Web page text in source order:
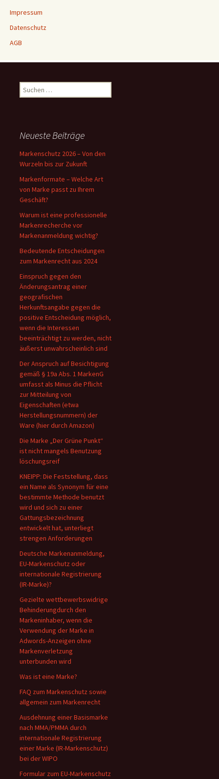
Impressum
Datenschutz
AGB
Suchen
nach:
Neueste Beiträge
Markenschutz 2026 – Von den
Wurzeln bis zur Zukunft
Markenformate – Welche Art
von Marke passt zu Ihrem
Geschäft?
Warum ist eine professionelle
Markenrecherche vor
Markenanmeldung wichtig?
Bedeutende Entscheidungen
zum Markenrecht aus 2024
Einspruch gegen den
Änderungsantrag einer
geografischen
Herkunftsangabe gegen die
positive Entscheidung möglich,
wenn die Interessen
beeinträchtigt zu werden, nicht
äußerst unwahrscheinlich sind
Der Anspruch auf Besichtigung
gemäß § 19a Abs. 1 MarkenG
umfasst als Minus die Pflicht
zur Mitteilung von
Eigenschaften (etwa
Herstellungsnummern) der
Ware (hier durch Amazon)
Die Marke „Der Grüne Punkt“
ist nicht mangels Benutzung
löschungsreif
KNEIPP: Die Feststellung, dass
ein Name als Synonym für eine
bestimmte Methode benutzt
wird und sich zu einer
Gattungsbezeichnung
entwickelt hat, unterliegt
strengen Anforderungen
Deutsche Markenanmeldung,
EU-Markenschutz oder
internationale Registrierung
(IR-Marke)?
Gezielte wettbewerbswidrige
Behinderungdurch den
Markeninhaber, wenn die
Verwendung der Marke in
Adwords-Anzeigen ohne
Markenverletzung
unterbunden wird
Was ist eine Marke?
FAQ zum Markenschutz sowie
allgemein zum Markenrecht
Ausdehnung einer Basismarke
nach MMA/PMMA durch
internationale Registrierung
einer Marke (IR-Markenschutz)
bei der WIPO
Formular zum EU-Markenschutz